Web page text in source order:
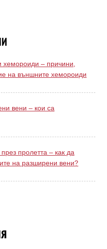
– причини,
на външните хемороиди
вени – кои са
пролетта – как да
на разширени вени?